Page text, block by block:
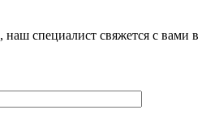
наш специалист свяжется с вами в